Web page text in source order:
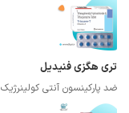
تری هگزی فنیدیل
ضد پارکینسون آنتی کولینرژیک